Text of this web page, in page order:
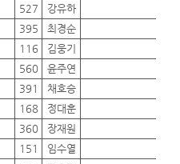
527 강유하
395 최경순
116 김웅기
560 윤주연
391 채호승
168 정대훈
360 장재원
151 임수열